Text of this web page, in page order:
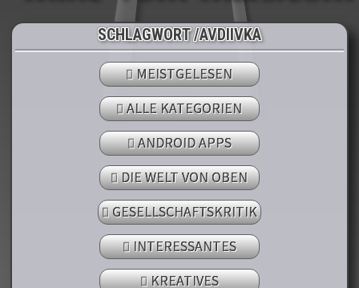
SCHLAGWORT /AVDIIVKA
MEISTGELESEN
ALLE KATEGORIEN
ANDROID APPS
DIE WELT VON OBEN
GESELLSCHAFTSKRITIK
INTERESSANTES
KREATIVES